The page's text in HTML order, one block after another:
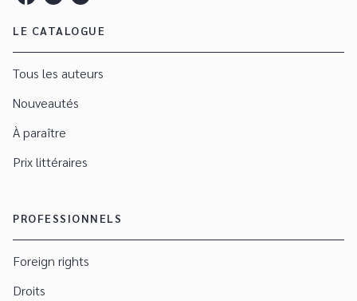
LE CATALOGUE
Tous les auteurs
Nouveautés
À paraître
Prix littéraires
PROFESSIONNELS
Foreign rights
Droits